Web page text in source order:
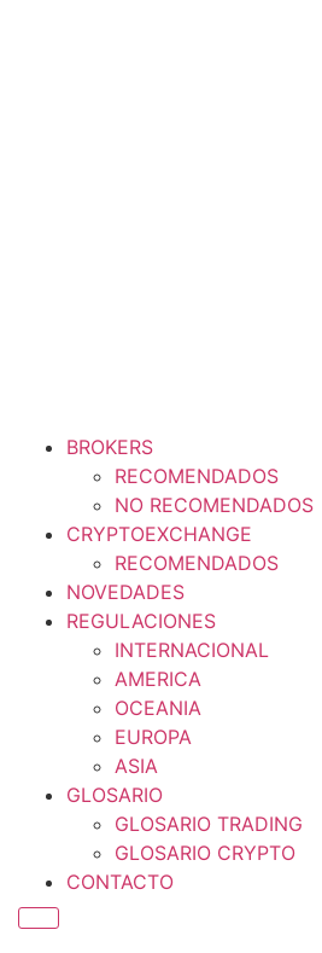
BROKERS
RECOMENDADOS
NO RECOMENDADOS
CRYPTOEXCHANGE
RECOMENDADOS
NOVEDADES
REGULACIONES
INTERNACIONAL
AMERICA
OCEANIA
EUROPA
ASIA
GLOSARIO
GLOSARIO TRADING
GLOSARIO CRYPTO
CONTACTO
Menú conmutador hamburguesa